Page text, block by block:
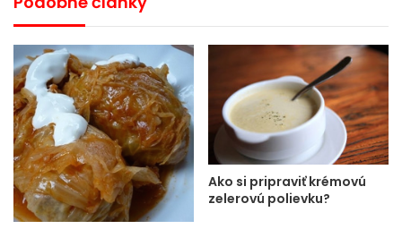
Ako si pripraviť krémovú
zelerovú polievku?